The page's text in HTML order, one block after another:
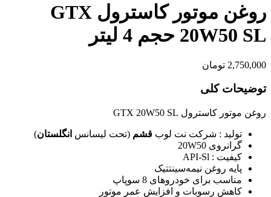
روغن موتور کاسترول GTX
20W50 SL حجم 4 لیتر
2,750,000 تومان
توضیحات کلی
روغن موتور کاسترول GTX 20W50 SL
تولید : شرکت نت لوب قشم (تحت لیسانس انگلستان)
گرانروی 20W50
کیفیت : API-Sl
پایه روغن نیمه‌سینتتیک
مناسب برای خودروهای 8 سوپاپ
کاهش رسوبات و افزایش عمر موتور